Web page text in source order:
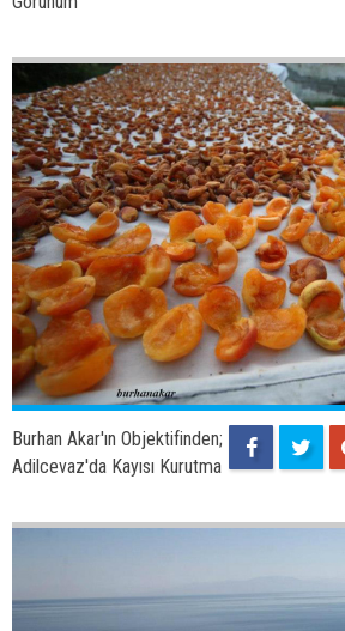
Burhan Akar'ın Objektifinden;
Adilcevaz Kalesinden Sahil
Yolu